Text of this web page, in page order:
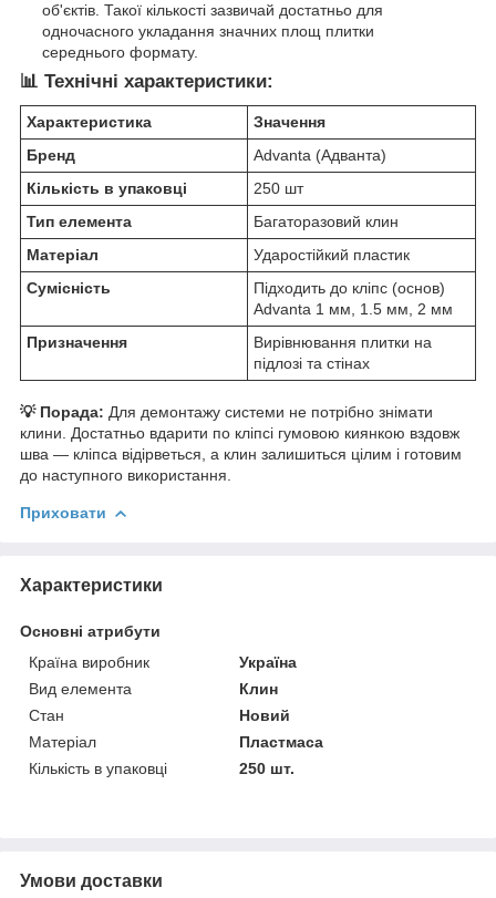
об'єктів. Такої кількості зазвичай достатньо для
одночасного укладання значних площ плитки
середнього формату.
📊 Технічні характеристики:
Характеристика
Значення
Бренд
Advanta (Адванта)
Кількість в упаковці
250 шт
Тип елемента
Багаторазовий клин
Матеріал
Ударостійкий пластик
Сумісність
Підходить до кліпс (основ)
Advanta 1 мм, 1.5 мм, 2 мм
Призначення
Вирівнювання плитки на
підлозі та стінах
💡 Порада: Для демонтажу системи не потрібно знімати
клини. Достатньо вдарити по кліпсі гумовою киянкою вздовж
шва — кліпса відірветься, а клин залишиться цілим і готовим
до наступного використання.
Приховати
Характеристики
Основні атрибути
Країна виробник
Україна
Вид елемента
Клин
Стан
Новий
Матеріал
Пластмаса
Кількість в упаковці
250 шт.
Умови доставки